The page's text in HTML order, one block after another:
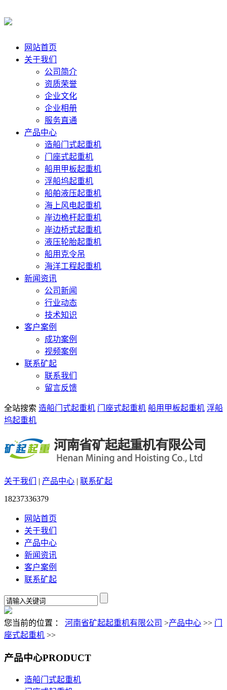
网站首页
关于我们
公司简介
资质荣誉
企业文化
企业相册
服务直通
产品中心
造船门式起重机
门座式起重机
船用甲板起重机
浮船坞起重机
船舶液压起重机
海上风电起重机
岸边桅杆起重机
岸边桥式起重机
液压轮胎起重机
船用克令吊
海洋工程起重机
新闻资讯
公司新闻
行业动态
技术知识
客户案例
成功案例
视频案例
联系矿起
联系我们
留言反馈
全站搜索 造船门式起重机 门座式起重机 船用甲板起重机 浮船
坞起重机
关于我们 | 产品中心 | 联系矿起
18237336379
网站首页
关于我们
产品中心
新闻资讯
客户案例
联系矿起
您当前的位置 ： 河南省矿起起重机有限公司 >产品中心 >> 门
座式起重机 >>
产品中心PRODUCT
造船门式起重机